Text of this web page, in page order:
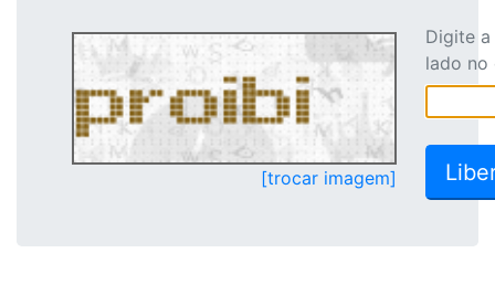
[trocar imagem]
Digite
lado no